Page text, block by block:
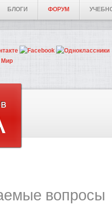
БЛОГИ ФОРУМ
вопросы